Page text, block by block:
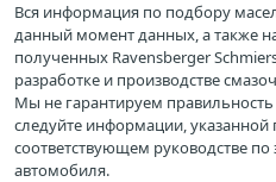
Вся информация по подбору
данный момент данных, а также
полученных Ravensberger
разработке и производстве
Мы не гарантируем
следуйте информации, указанной
соответствующем руководстве
автомобиля.